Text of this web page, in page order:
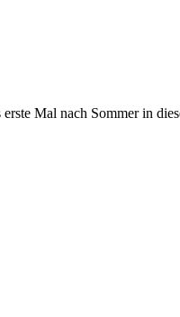
Mal nach Sommer in